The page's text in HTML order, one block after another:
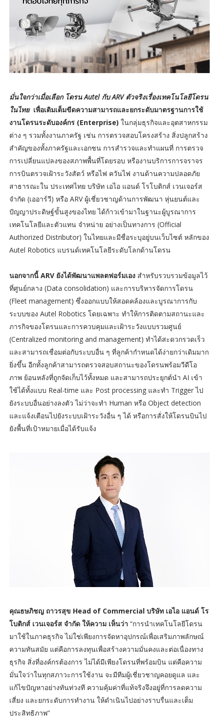
มั่นใจกว่าเมื่อเลือก โดรน Autel กับ ARV ตัวจริงเรื่องเทคโนโลยีโดรน
ในไทย เพื่อเติมเต็มขีดความสามารถและยกระดับมาตรฐานการใช้
งานโดรนระดับองค์กร (Enterprise) ในกลุ่มธุรกิจและอุตสาหกรรม
ต่าง ๆ รวมทั้งงานภาครัฐ เช่น การตรวจสอบโครงสร้าง สิ่งปลูกสร้าง
สำคัญของทั้งภาครัฐและเอกชน การสำรวจและทำแผนที่ การตรวจ
การเปลี่ยนแปลงของสภาพพื้นที่โดยรอบ หรืองานบริการการจราจร
การบินตรวจเฝ้าระวังสัตว์ หรือไฟ ควันไฟ งานด้านความปลอดภัย
สาธารณะใน ประเทศไทย บริษัท เอไอ แอนด์ โรโบติกส์ เวนเจอร์ส
จำกัด (เออาร์วี) หรือ ARV ผู้เชี่ยวชาญด้านการพัฒนา หุ่นยนต์และ
ปัญญาประดิษฐ์ขั้นสูงของไทย ได้ก้าวเข้ามาในฐานะผู้บูรณาการ
เทคโนโลยีและตัวแทน จำหน่าย อย่างเป็นทางการ (Official
Authorized Distributor) ในไทยและมีชื่อระบุอยู่บนเว็บไซต์ หลักของ
Autel Robotics แบรนด์เทคโนโลยีระดับโลกด้านโดรน
นอกจากนี้ ARV ยังได้พัฒนาแพลตฟอร์มเองสำหรับรวบรวมข้อมูลไว้
ที่ศูนย์กลาง (Data consolidation) และการบริหารจัดการโดรน
(Fleet management) ซึ่งออกแบบให้สอดคล้องและบูรณาการกับ
ระบบของ Autel Robotics โดยเฉพาะ ทำให้การติดตามสถานะและ
ภารกิจของโดรนและการควบคุมและเฝ้าระวังแบบรวมศูนย์
(Centralized monitoring and management) ทำได้สะดวกรวดเร็ว
และสามารถเชื่อมต่อกับระบบอื่น ๆ ที่ลูกค้ากำหนดได้ง่ายกว่าเดิมมาก
ยิ่งขึ้น อีกทั้งลูกค้าสามารถตรวจสอบสถานะของโดรนพร้อมวีดีโอ
ภาพ ย้อนหลังที่ถูกจัดเก็บไว้ทั้งหมด และสามารถประยุกต์นำ AI เข้า
ใช้ได้ทั้งแบบ Real-time และ Post processing และทำ Trigger ไป
ยังระบบอื่นอย่างลงตัว ไม่ว่าจะทำ Human หรือ Object detection
และแจ้งเตือนไปยังระบบเฝ้าระวังอื่น ๆ ได้ หรือการสั่งให้โดรนบินไป
ยังพื้นที่เป้าหมายเมื่อได้รับแจ้ง
คุณธษภิชญ ถาวรสุข Head of Commercial บริษัท เอไอ แอนด์ โร
โบติกส์ เวนเจอร์ส จำกัด ให้ความ เห็นว่า “การนำเทคโนโลยีโดรน
มาใช้ในภาคธุรกิจ ไม่ใช่เพียงการจัดหาอุปกรณ์เพื่อเสริมภาพลักษณ์
ความทันสมัย แต่คือการลงทุนเพื่อสร้างความมั่นคงและต่อเนื่องทาง
ธุรกิจ สิ่งที่องค์กรต้องการ ไม่ได้มีเพียงโดรนที่พร้อมบิน แต่คือความ
มั่นใจว่าในทุกสภาวะการใช้งาน จะมีทีมผู้เชี่ยวชาญคอยดูแล และ
แก้ไขปัญหาอย่างทันท่วงที ความคุ้มค่าที่แท้จริงจึงอยู่ที่การลดความ
เสี่ยง และยกระดับการทำงาน ให้ดำเนินไปอย่างราบรื่นและเต็ม
ประสิทธิภาพ”